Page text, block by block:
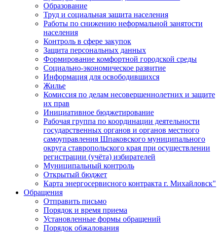
Образование
Труд и социальная защита населения
Работы по снижению неформальной занятости
населения
Контроль в сфере закупок
Защита персональных данных
Формирование комфортной городской среды
Социально-экономическое развитие
Информация для освободившихся
Жилье
Комиссия по делам несовершеннолетних и защите
их прав
Инициативное бюджетирование
Рабочая группа по координации деятельности
государственных органов и органов местного
самоуправления Шпаковского муниципального
округа ставропольского края при осуществлении
регистрации (учёта) избирателей
Муниципальный контроль
Открытый бюджет
Карта энергосервисного контракта г. Михайловск"
Обращения
Отправить письмо
Порядок и время приема
Установленные формы обращений
Порядок обжалования